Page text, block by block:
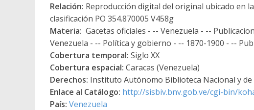
Relación: Reproducción digital del original ubicado en
clasificación PO 354.870005 V458g
Materia: Gacetas oficiales - -- Venezuela - --
Venezuela - -- Política y gobierno - -- 1870-1900 - --
Cobertura temporal: Siglo XX
Cobertura espacial: Caracas (Venezuela)
Derechos: Instituto Autónomo Biblioteca Nacional y de
Enlace al Catálogo: http://sisbiv.bnv.gob.ve/cgi-bin/
País: Venezuela